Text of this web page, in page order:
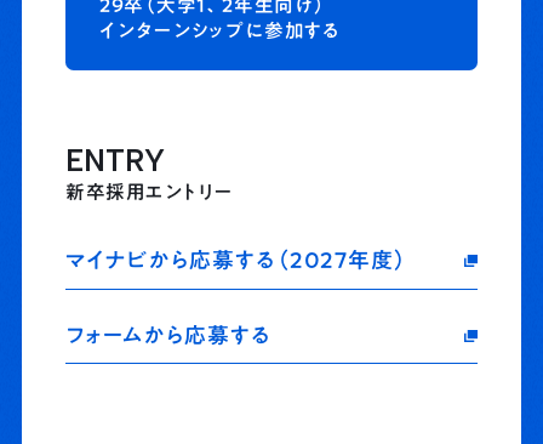
29卒（大学1、2年生向け）
インターンシップに参加する
ENTRY
新卒採用エントリー
マイナビから応募する（2027年度）
フォームから応募する